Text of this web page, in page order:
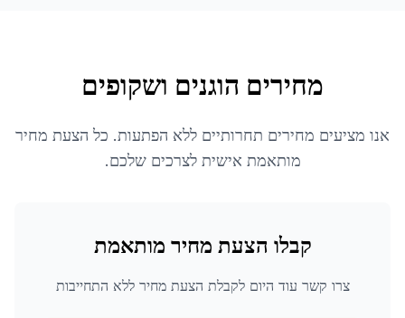
מחירים הוגנים ושקופים
אנו מציעים מחירים תחרותיים ללא הפתעות. כל הצעת מחיר
מותאמת אישית לצרכים שלכם.
קבלו הצעת מחיר מותאמת
צרו קשר עוד היום לקבלת הצעת מחיר ללא התחייבות